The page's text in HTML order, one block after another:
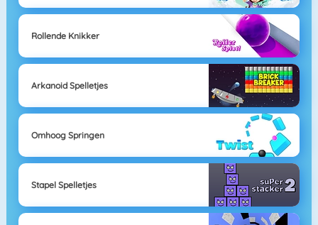
Rollende Knikker
Arkanoid Spelletjes
Omhoog Springen
Stapel Spelletjes